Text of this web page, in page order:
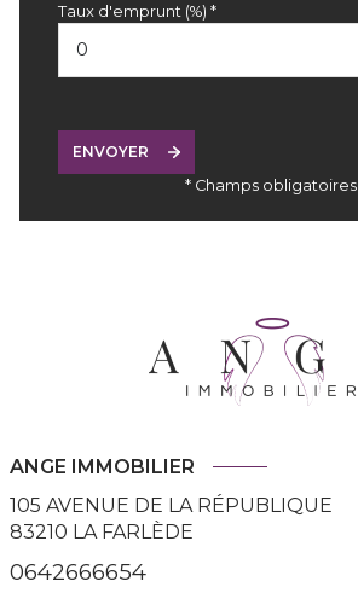
Taux d'emprunt (%) *
ENVOYER
* Champs obligatoires
ANGE IMMOBILIER
105 AVENUE DE LA RÉPUBLIQUE
83210 LA FARLÈDE
0642666654